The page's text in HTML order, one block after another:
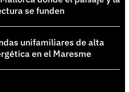
se funden
unifamiliares de alta
en el Maresme